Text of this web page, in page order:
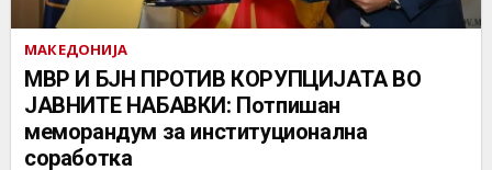
МАКЕДОНИЈА
МВР И БЈН ПРОТИВ КОРУПЦИЈАТА ВО
ЈАВНИТЕ НАБАВКИ: Потпишан
меморандум за институционална
соработка